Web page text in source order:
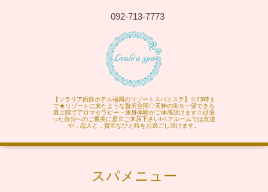
092-713-7773
【ソラリア西鉄ホテル福岡のリゾートスパエステ】☆23時ま
で★リゾートに来たような贅沢空間◇天神の街を一望できる
最上階でアロマセラピー・痩身体験がご体感頂けます☆頑張
った自分へのご褒美に是非ご来店下さい!ペアルームでは友達
や，恋人と，贅沢なひと時をお過ごし頂けます。
スパメニュー